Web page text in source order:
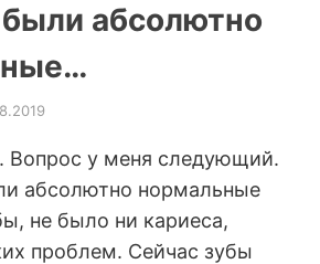
абсолютно
Вопрос у меня следующий.
абсолютно нормальные
не было ни кариеса,
проблем. Сейчас зубы